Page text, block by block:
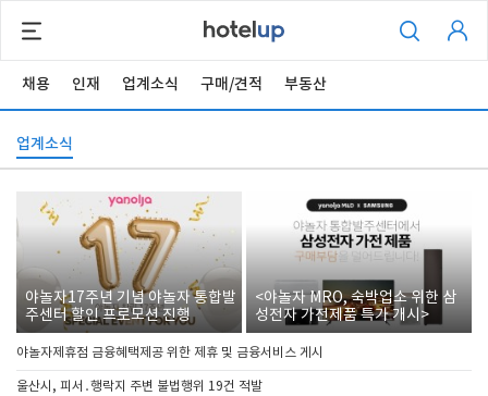
채용 인재 업계소식 구매/견적 부동산
업계소식
야놀자17주년 기념 야놀자 통합발
주센터 할인 프로모션 진행
<야놀자 MRO, 숙박업소 위한 삼
성전자 가전제품 특가 개시>
야놀자제휴점 금융혜택제공 위한 제휴 및 금융서비스 게시
울산시, 피서․행락지 주변 불법행위 19건 적발